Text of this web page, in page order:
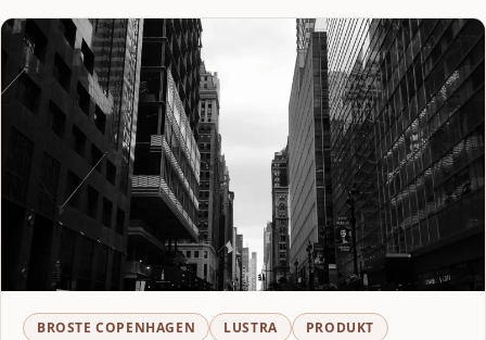
BROSTE COPENHAGEN LUSTRA PRODUKT